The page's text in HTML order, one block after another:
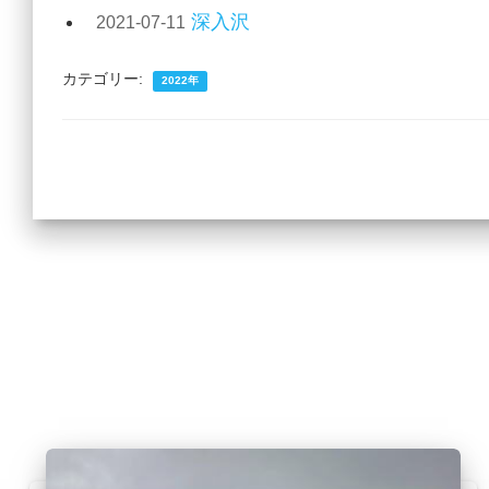
2021-07-11 深入沢
カテゴリー: 2022年